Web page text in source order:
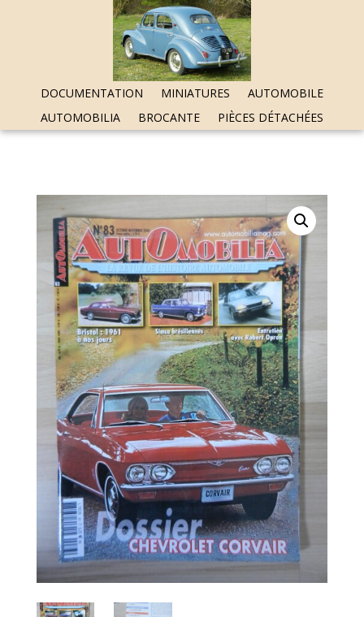
DOCUMENTATION MINIATURES
AUTOMOBILE
AUTOMOBILIA
BROCANTE PIÈCES DÉTACHÉES